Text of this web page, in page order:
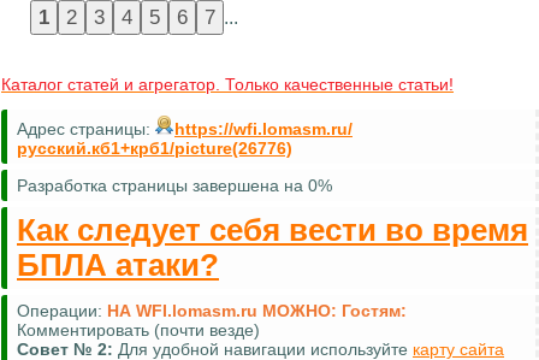
...
Каталог статей и агрегатор. Только качественные статьи!
Адрес страницы:
https://wfi.lomasm.ru/
русский.кб1+крб1/picture(26776)
Разработка страницы завершена на 0%
Как следует себя вести во время
БПЛА атаки?
Операции: НА WFI.lomasm.ru МОЖНО: Гостям:
Комментировать (почти везде)
Совет № 2: Для удобной навигации используйте карту сайта